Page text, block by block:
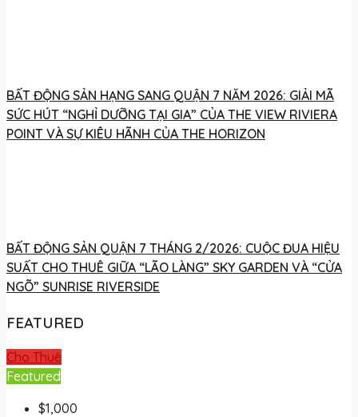
BẤT ĐỘNG SẢN HẠNG SANG QUẬN 7 NĂM 2026: GIẢI MÃ
SỨC HÚT “NGHỈ DƯỠNG TẠI GIA” CỦA THE VIEW RIVIERA
POINT VÀ SỰ KIÊU HÃNH CỦA THE HORIZON
BẤT ĐỘNG SẢN QUẬN 7 THÁNG 2/2026: CUỘC ĐUA HIỆU
SUẤT CHO THUÊ GIỮA “LÃO LÀNG” SKY GARDEN VÀ “CỬA
NGÕ” SUNRISE RIVERSIDE
FEATURED
Cho Thuê
Featured
$1,000